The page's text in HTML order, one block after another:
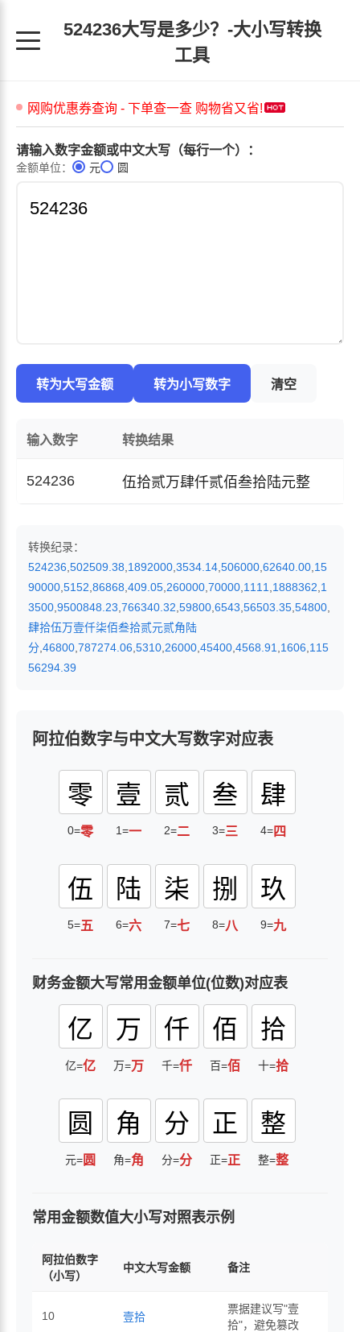
524236大写是多少？-大小写转换
工具
请输入数字金额或中文大写（每行一个）：
金额单位： 元 圆
转为大写金额 转为小写数字 清空
输入数字 转换结果
524236 伍拾贰万肆仟贰佰叁拾陆元整
转换纪录：
524236 502509.38 1892000 3534.14 506000 62640.00 15
90000 5152 86868 409.05 260000 70000 1111 1888362 1
3500 9500848.23 766340.32 59800 6543 56503.35 54800
肆拾伍万壹仟柒佰叁拾贰元贰角陆
分 46800 787274.06 5310 26000 45400 4568.91 1606 115
56294.39
阿拉伯数字与中文大写数字对应表
零
0=零
壹
1=一
贰
2=二
叁
3=三
肆
4=四
伍
5=五
陆
6=六
柒
7=七
捌
8=八
玖
9=九
财务金额大写常用金额单位(位数)对应表
亿
亿=亿
万
万=万
仟
千=仟
佰
百=佰
拾
十=拾
圆
元=圆
角
角=角
分
分=分
正
正=正
整
整=整
常用金额数值大小写对照表示例
阿拉伯数字
（小写）
中文大写金额 备注
10 壹拾
票据建议写"壹
拾"，避免篡改